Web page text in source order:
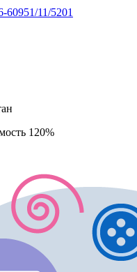
11/5201
120%